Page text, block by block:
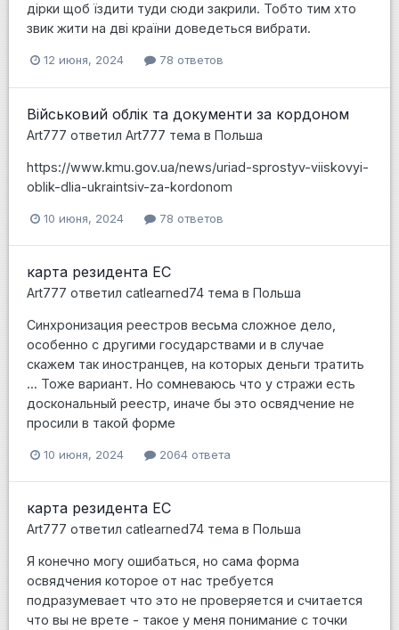
дірки щоб їздити туди сюди закрили. Тобто тим хто
звик жити на дві країни доведеться вибрати.
12 июня, 2024 78 ответов
Військовий облік та документи за кордоном
Art777 ответил Art777 тема в Польша
https://www.kmu.gov.ua/news/uriad-sprostyv-viiskovyi-
oblik-dlia-ukraintsiv-za-kordonom
10 июня, 2024 78 ответов
карта резидента ЕС
Art777 ответил catlearned74 тема в Польша
Синхронизация реестров весьма сложное дело,
особенно с другими государствами и в случае
скажем так иностранцев, на которых деньги тратить
... Тоже вариант. Но сомневаюсь что у стражи есть
доскональный реестр, иначе бы это освядчение не
просили в такой форме
10 июня, 2024 2064 ответа
карта резидента ЕС
Art777 ответил catlearned74 тема в Польша
Я конечно могу ошибаться, но сама форма
освядчения которое от нас требуется
подразумевает что это не проверяется и считается
что вы не врете - такое у меня понимание с точки